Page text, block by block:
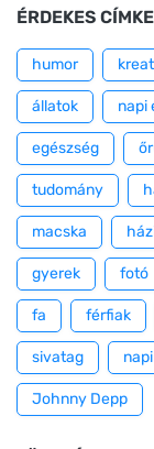
ÉRDEKES
humor
állatok napi
egészség
tudomány
macska
gyerek fotó
fa férfiak
sivatag
Johnny Depp